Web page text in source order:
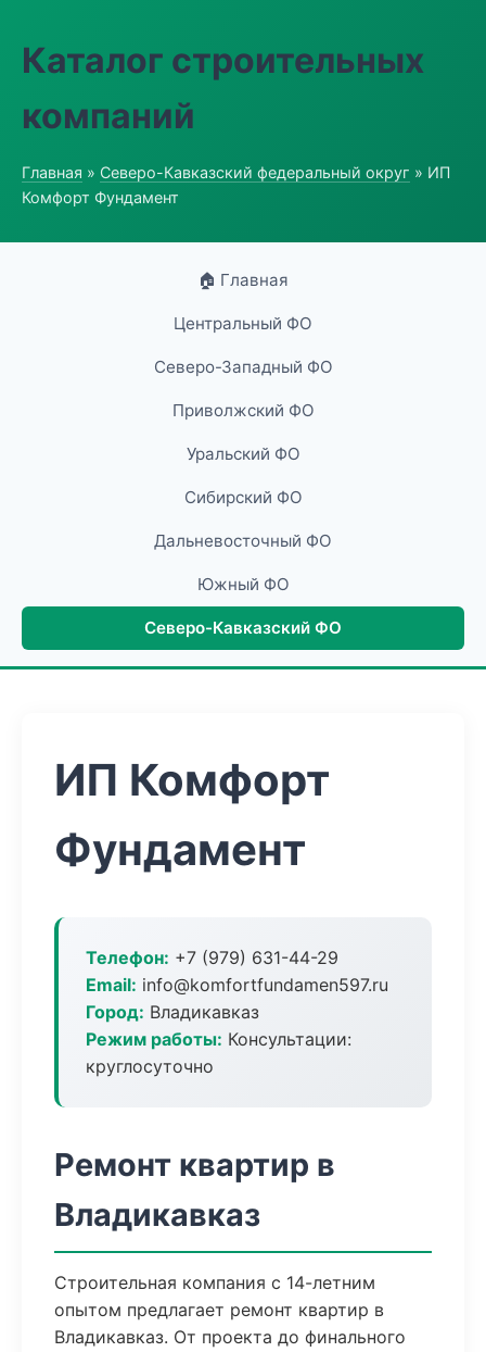
Каталог строительных
компаний
Главная » Северо-Кавказский федеральный округ » ИП
Комфорт Фундамент
🏠 Главная
Центральный ФО
Северо-Западный ФО
Приволжский ФО
Уральский ФО
Сибирский ФО
Дальневосточный ФО
Южный ФО
Северо-Кавказский ФО
ИП Комфорт
Фундамент
Телефон: +7 (979) 631-44-29
Email: info@komfortfundamen597.ru
Город: Владикавказ
Режим работы: Консультации:
круглосуточно
Ремонт квартир в
Владикавказ
Строительная компания с 14-летним
опытом предлагает ремонт квартир в
Владикавказ. От проекта до финального